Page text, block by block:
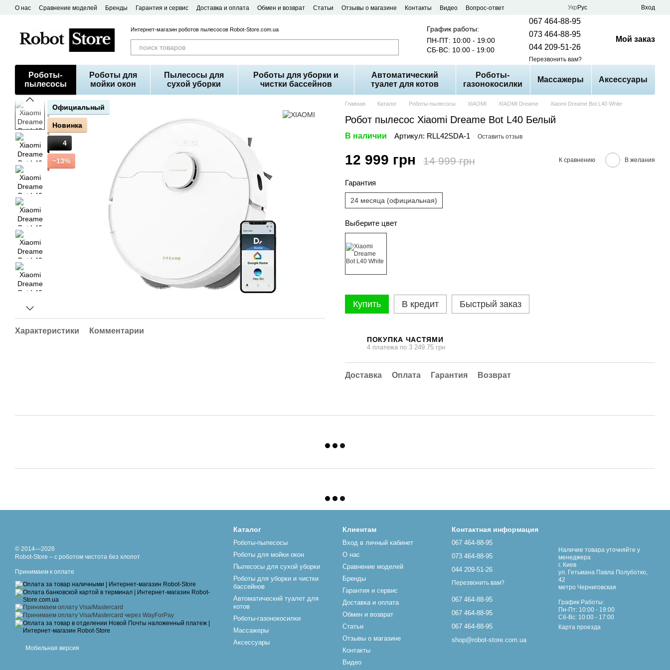
Перейти к основному контенту
О нас Сравнение моделей Бренды Гарантия и сервис Доставка и оплата Обмен и возврат Статьи Отзывы о магазине Контакты Видео
Вопрос-ответ
Укр Рус Вход
Интернет-магазин роботов пылесосов Robot-Store.com.ua
График работы:
ПН-ПТ: 10:00 - 19:00
СБ-ВС: 10:00 - 19:00
067 464-88-95
073 464-88-95
044 209-51-26
Перезвонить вам?
Мой заказ
Роботы-
пылесосы
Роботы для
мойки окон
Пылесосы для
сухой уборки
Роботы для уборки и
чистки бассейнов
Автоматический
туалет для котов
Роботы-
газонокосилки
Массажеры Аксессуары
Официальный
Новинка
4
−13%
Характеристики Комментарии
Главная Каталог Роботы-пылесосы XIAOMI XIAOMI Dreame Xiaomi Dreame Bot L40 White
Робот пылесос Xiaomi Dreame Bot L40 Белый
В наличии Артикул: RLL42SDA-1 Оставить отзыв
12 999 грн 14 999 грн К сравнению В желания
Гарантия
24 месяца (официальная)
Выберите цвет
Купить В кредит Быстрый заказ
ПОКУПКА ЧАСТЯМИ
4 платежа по 3 249.75 грн
Доставка Оплата Гарантия Возврат
© 2014—2026
Robot-Store – с роботом чистота без хлопот
Принимаем к оплате
Мобильная версия
Каталог
Роботы-пылесосы
Роботы для мойки окон
Пылесосы для сухой уборки
Роботы для уборки и чистки
бассейнов
Автоматический туалет для
котов
Роботы-газонокосилки
Массажеры
Аксессуары
Клиентам
Вход в личный кабинет
О нас
Сравнение моделей
Бренды
Гарантия и сервис
Доставка и оплата
Обмен и возврат
Статьи
Отзывы о магазине
Контакты
Видео
Контактная информация
067 464-88-95
073 464-88-95
044 209-51-26
Перезвонить вам?
067 464-88-95
067 464-88-95
067 464-88-95
shop@robot-store.com.ua
Наличие товара уточняйте у
менеджера
г. Киев
ул. Гетьмана Павла Полуботко,
42
метро Черниговская
График Работы:
Пн-Пт: 10:00 - 19:00
Сб-Вс: 10:00 - 17:00
Карта проезда